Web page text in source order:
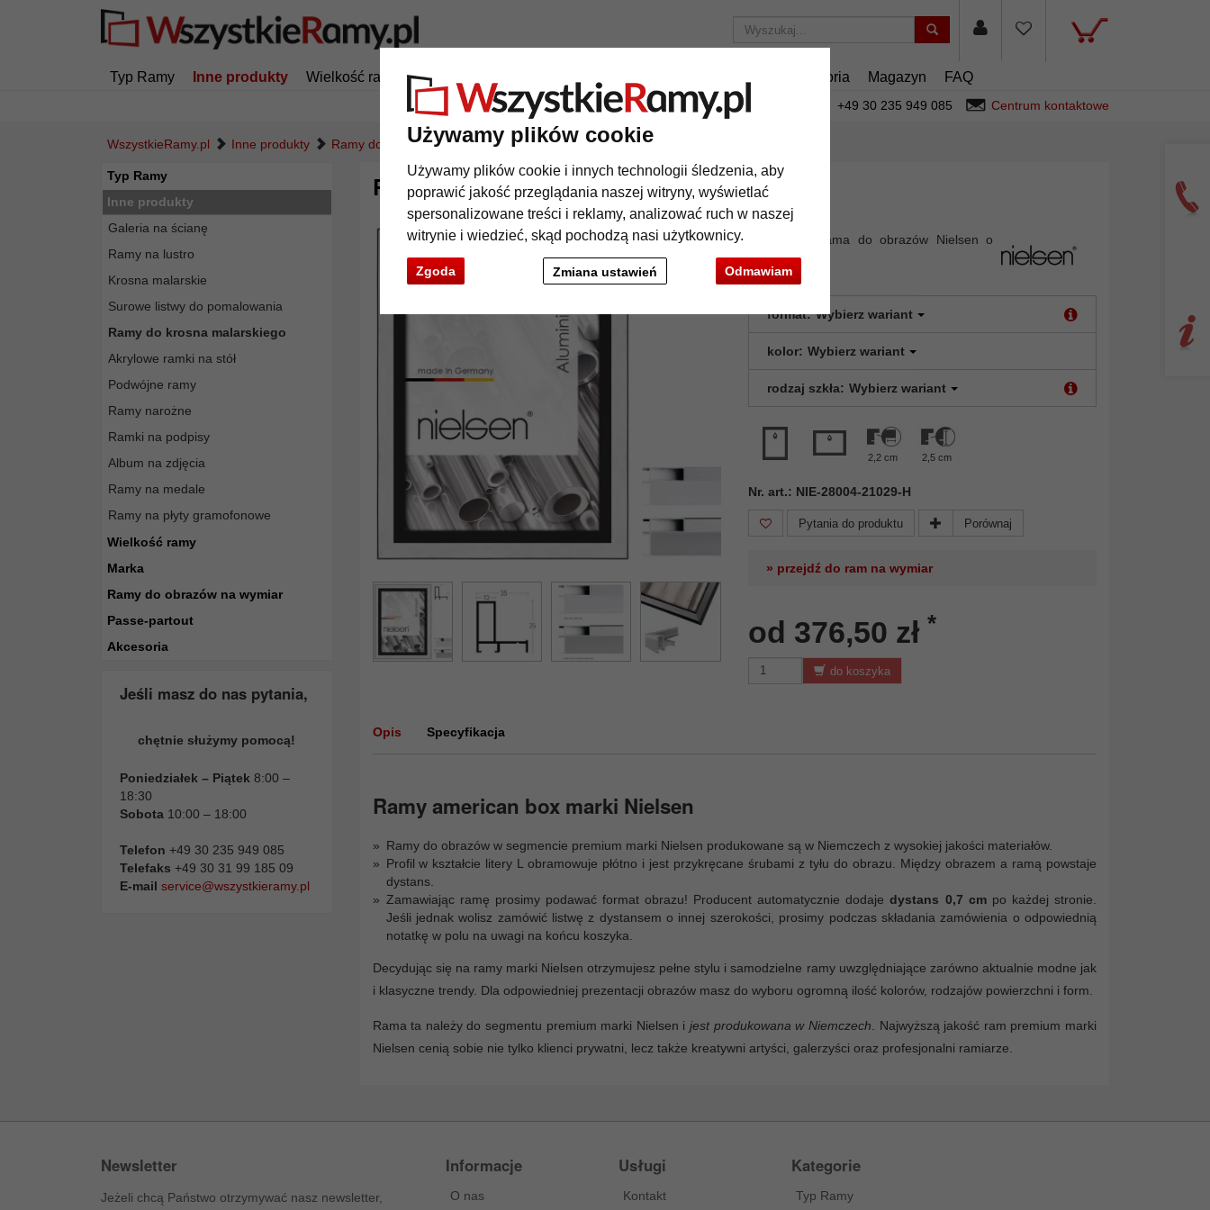
Używamy plików cookie
Używamy plików cookie i innych technologii śledzenia, aby
poprawić jakość przeglądania naszej witryny, wyświetlać
spersonalizowane treści i reklamy, analizować ruch w naszej
witrynie i wiedzieć, skąd pochodzą nasi użytkownicy.
Zgoda Odmawiam
Zmiana ustawień
Typ Ramy Inne produkty Wielkość ramy Marka Akcesoria Magazyn FAQ
Tylko 25,95 złza wysyłkę. +49 30 235 949 085 Centrum kontaktowe
WszystkieRamy.pl Inne produkty Ramy do krosna malarskiego Rama american box profil 28
Typ Ramy
Inne produkty
Galeria na ścianę
Ramy na lustro
Krosna malarskie
Surowe listwy do pomalowania
Ramy do krosna malarskiego
Akrylowe ramki na stół
Podwójne ramy
Ramy narożne
Ramki na podpisy
Album na zdjęcia
Ramy na medale
Ramy na płyty gramofonowe
Wielkość ramy
Marka
Ramy do obrazów na wymiar
Passe-partout
Akcesoria
Jeśli masz do nas pytania,
chętnie służymy pomocą!
Poniedziałek – Piątek 8:00 –
18:30
Sobota 10:00 – 18:00
Telefon +49 30 235 949 085
Telefaks +49 30 31 99 185 09
E-mail service@wszystkieramy.pl
Rama american box profil 28
Aluminiowa rama do obrazów Nielsen o
profilu 28
format: Wybierz wariant
kolor: Wybierz wariant
rodzaj szkła: Wybierz wariant
2,2 cm 2,5 cm
Nr. art.: NIE-28004-21029-H
Pytania do produktu Porównaj
» przejdź do ram na wymiar
od 376,50 zł *
do koszyka
Opis Specyfikacja
Ramy american box marki Nielsen
Ramy do obrazów w segmencie premium marki Nielsen produkowane są w Niemczech z wysokiej jakości materiałów.
Profil w kształcie litery L obramowuje płótno i jest przykręcane śrubami z tyłu do obrazu. Między obrazem a ramą powstaje
dystans.
Zamawiając ramę prosimy podawać format obrazu! Producent automatycznie dodajedystans 0,7 cmpo każdej stronie.
Jeśli jednak wolisz zamówić listwę z dystansem o innej szerokości, prosimy podczas składania zamówienia o odpowiednią
notatkę w polu na uwagi na końcu koszyka.
Decydując się na ramy marki Nielsen otrzymujesz pełne stylu i samodzielne ramy uwzględniające zarówno aktualnie modne jak
i klasyczne trendy. Dla odpowiedniej prezentacji obrazów masz do wyboru ogromną ilość kolorów, rodzajów powierzchni i form.
Rama ta należy do segmentu premium marki Nielsen ijest produkowana w Niemczech . Najwyższą jakość ram premium marki
Nielsen cenią sobie nie tylko klienci prywatni, lecz także kreatywni artyści, galerzyści oraz profesjonalni ramiarze.
Newsletter
Jeżeli chcą Państwo otrzymywać nasz newsletter,
Informacje
O nas
Usługi
Kontakt
Kategorie
Typ Ramy